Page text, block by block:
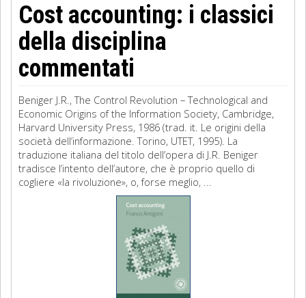
Cost accounting: i classici
della disciplina
commentati
Beniger J.R., The Control Revolution – Technological and
Economic Origins of the Information Society, Cambridge,
Harvard University Press, 1986 (trad. it. Le origini della
società dell’informazione. Torino, UTET, 1995). La
traduzione italiana del titolo dell’opera di J.R. Beniger
tradisce l’intento dell’autore, che è proprio quello di
cogliere «la rivoluzione», o, forse meglio, ...